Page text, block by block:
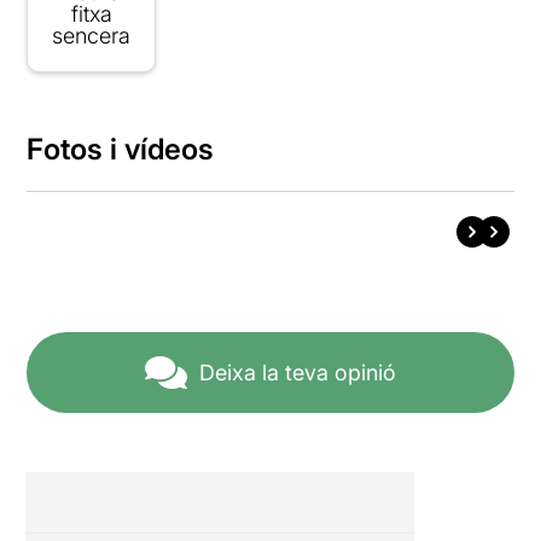
fitxa
sencera
Fotos i vídeos
Deixa la teva opinió